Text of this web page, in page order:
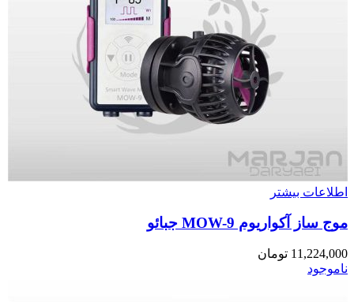
اطلاعات بیشتر
موج ساز آکواریوم MOW-9 جبائو
11,224,000 تومان
ناموجود